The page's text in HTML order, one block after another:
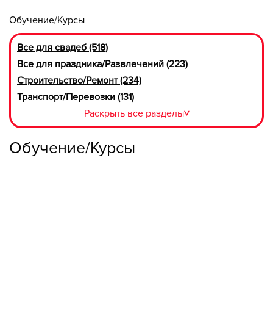
Обучение/Курсы
Все для свадеб (518)
Все для праздника/Развлечений (223)
Строительство/Ремонт (234)
Транспорт/Перевозки (131)
Раскрыть все разделы>
Обучение/Курсы